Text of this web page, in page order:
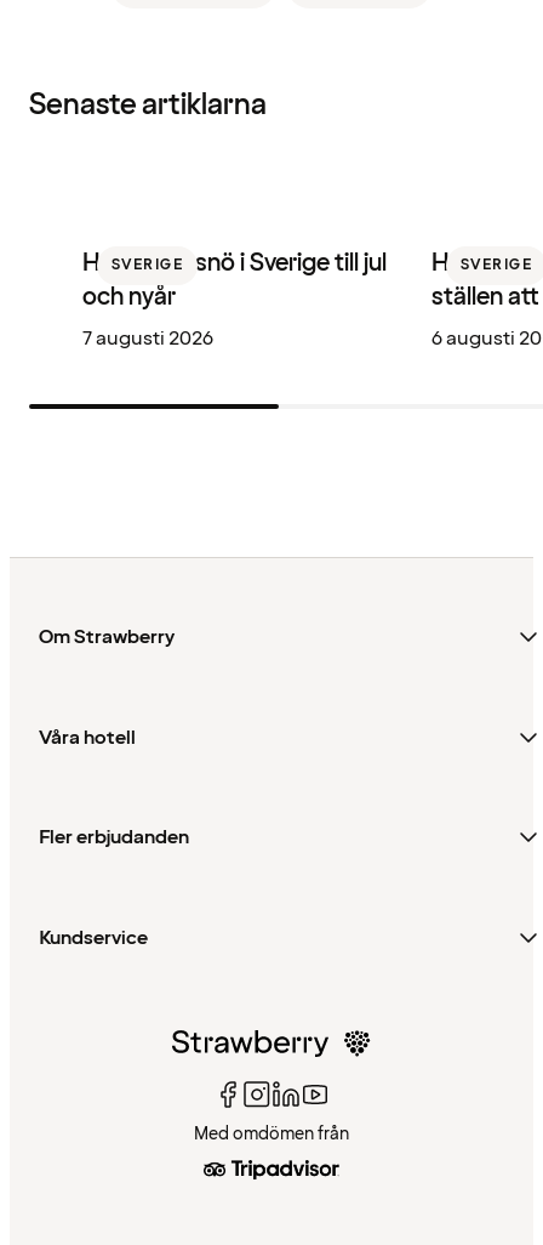
Senaste artiklarna
SVERIGE
Här får du snö i Sverige till jul
och nyår
7 augusti 2026
SVERIGE
ställen
6 augusti
Om Strawberry
Våra hotell
Fler erbjudanden
Kundservice
Med omdömen från